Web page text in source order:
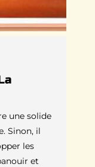
une solide
Sinon, il
les
et